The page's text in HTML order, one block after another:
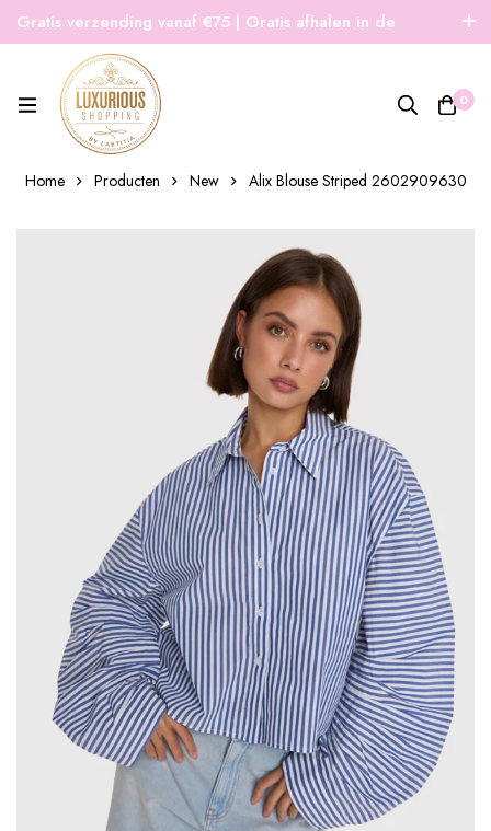
Gratis verzending vanaf €75 | Gratis afhalen in de
winkel | Snelle verzending
0
Home Producten New Alix Blouse Striped 2602909630